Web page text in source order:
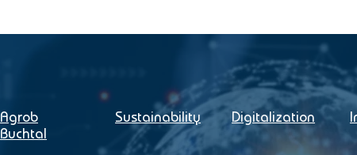
Agrob
Buchtal
Sustainability Digitalization